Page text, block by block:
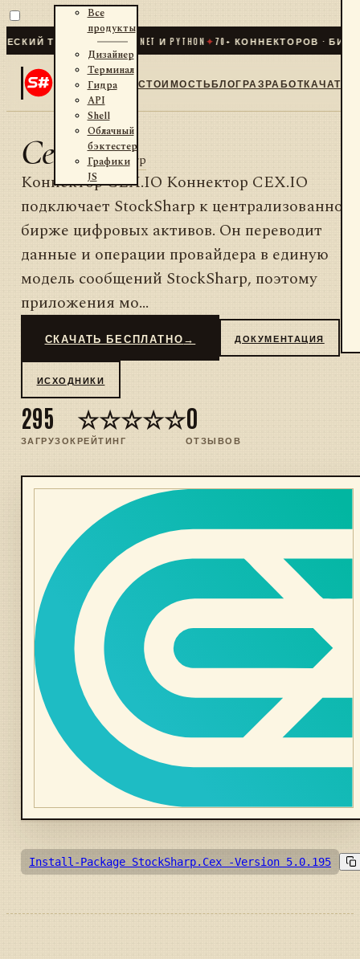
ТРЕЙДИНГ ДЛЯ .NET И PYTHON✦70+ КОННЕКТОРОВ ·
Все
продукты
Дизайнер
Терминал
Гидра
API
Shell
Облачный
бэктестер
Графики
JS
СТОИМОСТЬБЛОГРАЗРАБОТКАЧАТ
Cex от StockSharp
Коннектор CEX.IO Коннектор CEX.IO
подключает StockSharp к централизованной
бирже цифровых активов. Он переводит
данные и операции провайдера в единую
модель сообщений StockSharp, поэтому
приложения мо...
СКАЧАТЬ БЕСПЛАТНО → ДОКУМЕНТАЦИЯ
ИСХОДНИКИ
295
ЗАГРУЗОК
☆☆☆☆☆
РЕЙТИНГ
0
ОТЗЫВОВ
Install-Package StockSharp.Cex -Version 5.0.195